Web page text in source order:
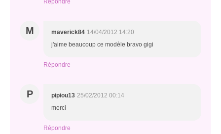
Répondre
M maverick84 14/04/2012 14:20
j'aime beaucoup ce modèle bravo gigi
Répondre
P pipiou13 25/02/2012 00:14
merci
Répondre